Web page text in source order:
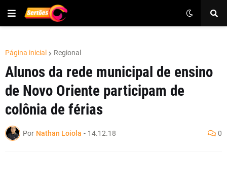
Página inicial Regional
Alunos da rede municipal de ensino
de Novo Oriente participam de
colônia de férias
Por Nathan Loiola - 14.12.18 0